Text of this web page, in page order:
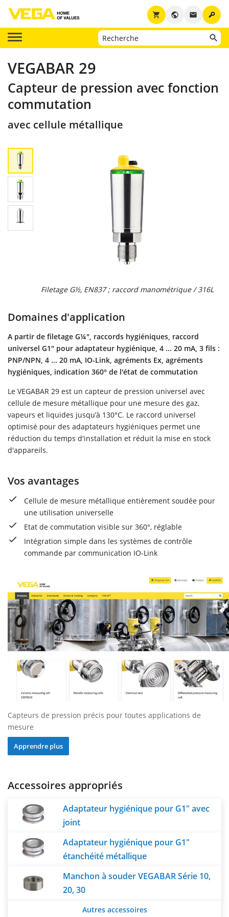
key
email
public
shopping_cart
VEGABAR 29
Capteur de pression avec fonction
commutation
avec cellule métallique
Filetage G½, EN837 ; raccord manométrique / 316L
Domaines d'application
A partir de filetage G¼", raccords hygiéniques, raccord
universel G1" pour adaptateur hygiénique, 4 ... 20 mA, 3 fils :
PNP/NPN, 4 ... 20 mA, IO-Link, agréments Ex, agréments
hygiéniques, indication 360° de l'état de commutation
Le VEGABAR 29 est un capteur de pression universel avec
cellule de mesure métallique pour une mesure des gaz,
vapeurs et liquides jusqu’à 130°C. Le raccord universel
optimisé pour des adaptateurs hygiéniques permet une
réduction du temps d'installation et réduit la mise en stock
d'appareils.
Vos avantages
Cellule de mesure métallique entièrement soudée pour
une utilisation universelle
Etat de commutation visible sur 360°, réglable
Intégration simple dans les systèmes de contrôle
commande par communication IO-Link
Capteurs de pression précis pour toutes applications de
mesure
Apprendre plus
Accessoires appropriés
Adaptateur hygiénique pour G1" avec
joint
Adaptateur hygiénique pour G1"
étanchéité métallique
Manchon à souder VEGABAR Série 10,
20, 30
Autres accessoires